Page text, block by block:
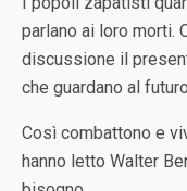
parlano ai loro morti.
discussione il
che guardano al
Così combattono e
hanno letto Walter